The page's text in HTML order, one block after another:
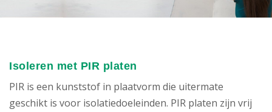
Isoleren met PIR platen
​PIR is een kunststof in plaatvorm die uitermate
geschikt is voor isolatiedoeleinden. PIR platen zijn vrij